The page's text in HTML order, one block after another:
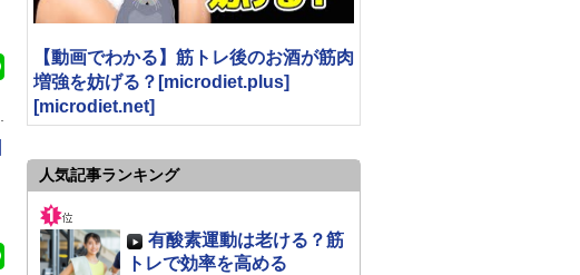
【動画でわかる】筋トレ後のお酒が筋肉
増強を妨げる？[microdiet.plus]
[microdiet.net]
人気記事ランキング
有酸素運動は老ける？筋
トレで効率を高める